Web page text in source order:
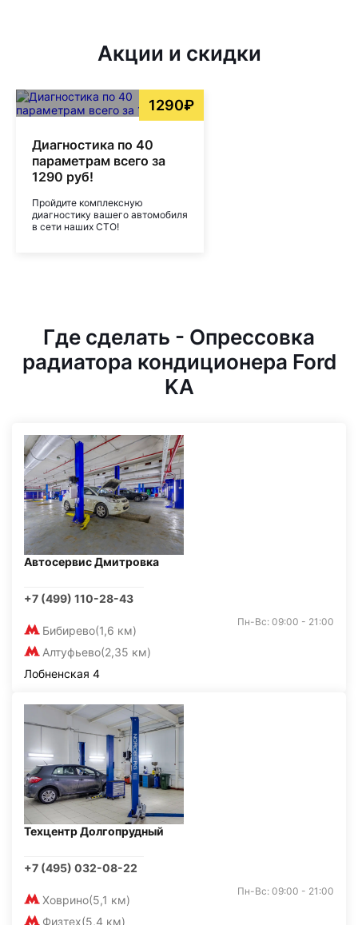
Акции и скидки
1290₽
Диагностика по 40
параметрам всего за
1290 руб!
Пройдите комплексную
диагностику вашего автомобиля
в сети наших СТО!
Где сделать - Опрессовка
радиатора кондиционера Ford
KA
Автосервис Дмитровка
+7 (499) 110-28-43
Бибирево(1,6 км)
Алтуфьево(2,35 км)
Пн-Вс: 09:00 - 21:00
Лобненская 4
Техцентр Долгопрудный
+7 (495) 032-08-22
Ховрино(5,1 км)
Физтех(5,4 км)
Пн-Вс: 09:00 - 21:00